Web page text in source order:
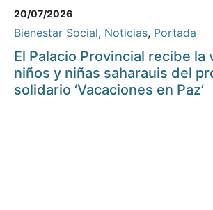
20/07/2026
Bienestar Social, Noticias, Portada
El Palacio Provincial recibe la
niños y niñas saharauis del
solidario ‘Vacaciones en Paz’